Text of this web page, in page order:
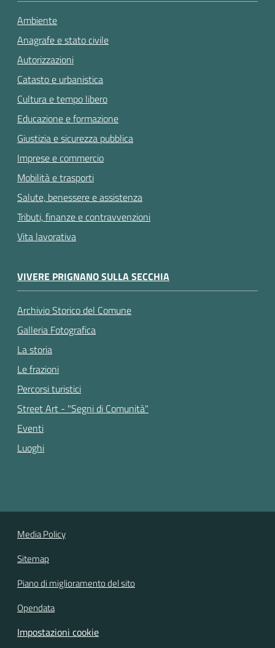
Ambiente
Anagrafe e stato civile
Autorizzazioni
Catasto e urbanistica
Cultura e tempo libero
Educazione e formazione
Giustizia e sicurezza pubblica
Imprese e commercio
Mobilità e trasporti
Salute, benessere e assistenza
Tributi, finanze e contravvenzioni
Vita lavorativa
VIVERE PRIGNANO SULLA SECCHIA
Archivio Storico del Comune
Galleria Fotografica
La storia
Le frazioni
Percorsi turistici
Street Art - "Segni di Comunità"
Eventi
Luoghi
Media Policy
Sitemap
Piano di miglioramento del sito
Opendata
Impostazioni cookie